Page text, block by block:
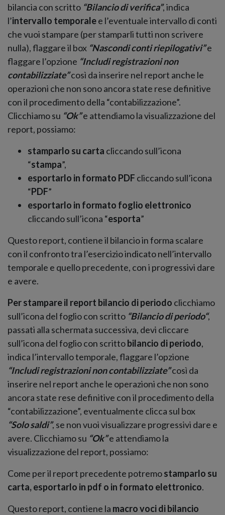
bilancia con scritto “Bilancio di verifica”, indica
l’intervallo temporalee l’eventuale intervallo di conti
che vuoi stampare (per stamparli tutti non scrivere
nulla), flaggare il box “Nascondi conti riepilogativi”e
flaggare l’opzione “Includi registrazioni non
contabilizziate”così da inserire nel report anche le
operazioni che non sono ancora state rese definitive
con il procedimento della “contabilizzazione”.
Clicchiamo su “Ok”e attendiamo la visualizzazione del
report, possiamo:
stamparlo su carta cliccando sull’icona
“stampa”,
esportarlo in formato PDF cliccando sull’icona
“PDF”
esportarlo in formato foglio elettronico
cliccando sull’icona “esporta”
Questo report, contiene il bilancio in forma scalare
con il confronto tra l’esercizio indicato nell’intervallo
temporale e quello precedente, con i progressivi dare
e avere.
Per stampare il report bilancio di periodo clicchiamo
sull’icona del foglio con scritto “Bilanciodi periodo“,
passati alla schermata successiva, devi cliccare
sull’icona del foglio con scrittobilancio di periodo,
indica l’intervallo temporale, flaggare l’opzione
“Includi registrazioni non contabilizziate”così da
inserire nel report anche le operazioni che non sono
ancora state rese definitive con il procedimento della
“contabilizzazione”, eventualmente clicca sul box
“Solo saldi”, se non vuoi visualizzare progressivi dare e
avere. Clicchiamo su “Ok”e attendiamo la
visualizzazione del report, possiamo:
Come per il report precedente potremostamparlo su
carta, esportarlo in pdf o in formato elettronico.
Questo report, contiene la macro voci di bilancio